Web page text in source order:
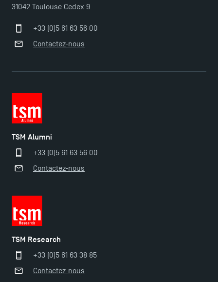
TSM-Research
TSM Doctoral Programme
31042 Toulouse Cedex 9
+33 (0)5 61 63 56 00
Contactez-nous
TSM Alumni
+33 (0)5 61 63 56 00
Contactez-nous
TSM Research
+33 (0)5 61 63 38 85
Contactez-nous